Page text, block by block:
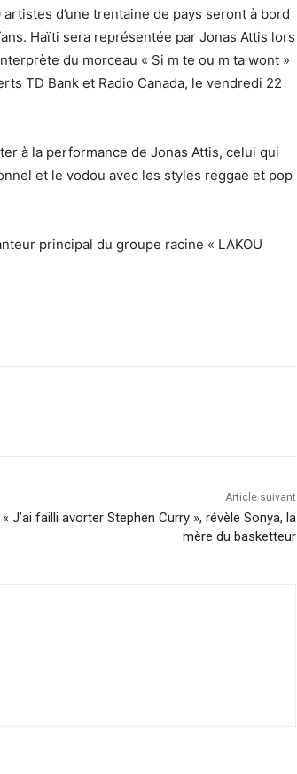
d’une trentaine de pays seront à bord
Haïti sera représentée par Jonas Attis lors
du morceau « Si m te ou m ta wont »
TD Bank et Radio Canada, le vendredi 22
à la performance de Jonas Attis, celui qui
et le vodou avec les styles reggae et pop
principal du groupe racine « LAKOU
Article suivant
« J’ai failli avorter Stephen Curry », révèle Sonya, la
mère du basketteur